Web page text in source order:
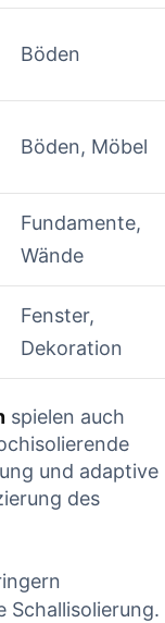
Böden
Böden, Möbel
Fundamente,
Wände
Fenster,
Dekoration
spielen auch
und adaptive
des
Schallisolierung.